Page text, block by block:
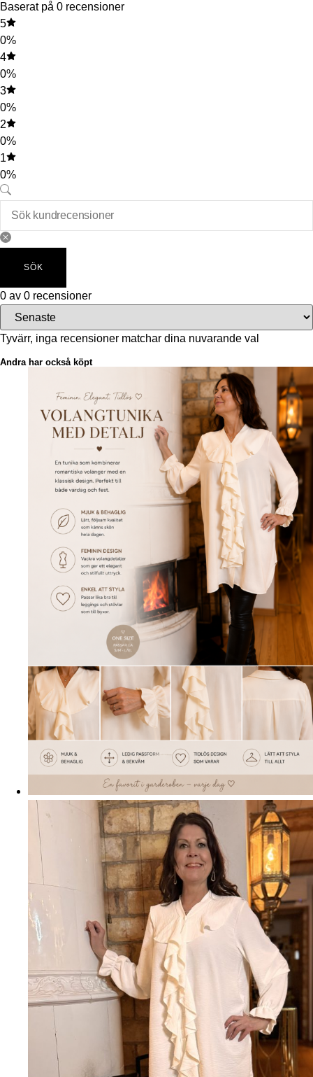
Baserat på 0 recensioner
5
0%
4
0%
3
0%
2
0%
1
0%
SÖK
0 av 0 recensioner
Tyvärr, inga recensioner matchar dina nuvarande val
Andra har också köpt